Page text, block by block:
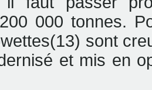
000 tonnes.
sont
et mis en